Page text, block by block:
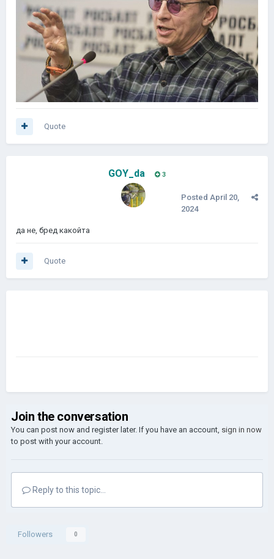
Quote
GOY_da 3
Posted April 20,
2024
да не, бред какойта
Quote
Join the conversation
You can post now and register later. If you have an account, sign in now
to post with your account.
Reply to this topic...
Followers 0